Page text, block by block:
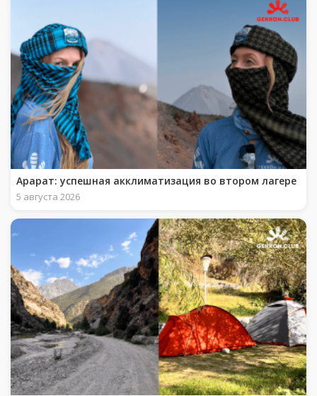
Арарат: успешная акклиматизация во втором лагере
5 августа 2026